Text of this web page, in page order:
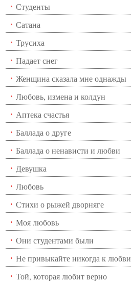
Студенты
Сатана
Трусиха
Падает снег
Женщина сказала мне однажды
Любовь, измена и колдун
Аптека счастья
Баллада о друге
Баллада о ненависти и любви
Девушка
Любовь
Стихи о рыжей дворняге
Моя любовь
Они студентами были
Не привыкайте никогда к любви
Той, которая любит верно